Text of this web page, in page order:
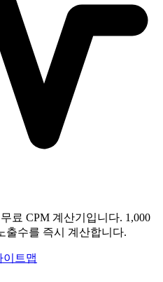
료 CPM 계산기입니다. 1,000
출수를 즉시 계산합니다.
이트맵